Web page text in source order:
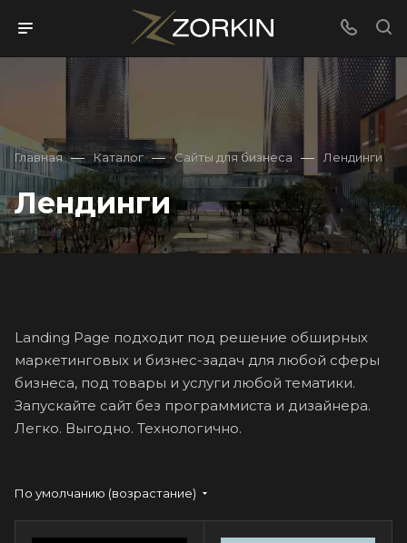
Главная — Каталог — Сайты для бизнеса — Лендинги
Лендинги
Landing Page подходит под решение обширных
маркетинговых и бизнес-задач для любой сферы
бизнеса, под товары и услуги любой тематики.
Запускайте сайт без программиста и дизайнера.
Легко. Выгодно. Технологично.
По умолчанию (возрастание)